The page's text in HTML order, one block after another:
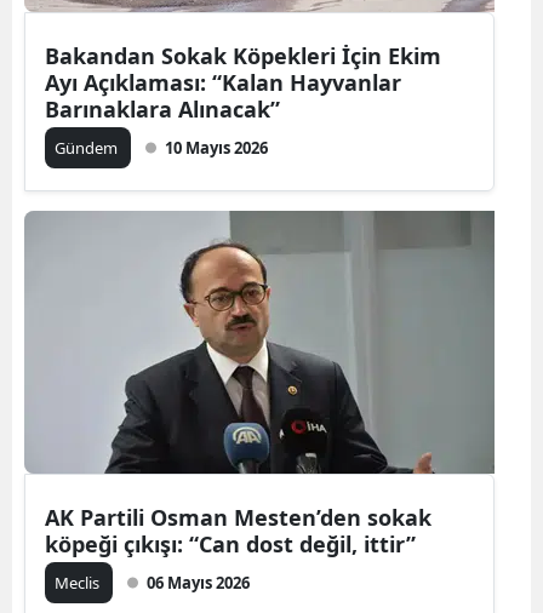
Bakandan Sokak Köpekleri İçin Ekim
Ayı Açıklaması: “Kalan Hayvanlar
Barınaklara Alınacak”
Gündem 10 Mayıs 2026
AK Partili Osman Mesten’den sokak
köpeği çıkışı: “Can dost değil, ittir”
Meclis 06 Mayıs 2026